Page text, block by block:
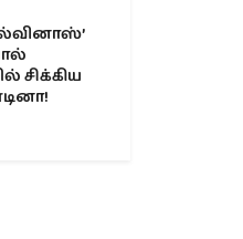
சிக்கிய